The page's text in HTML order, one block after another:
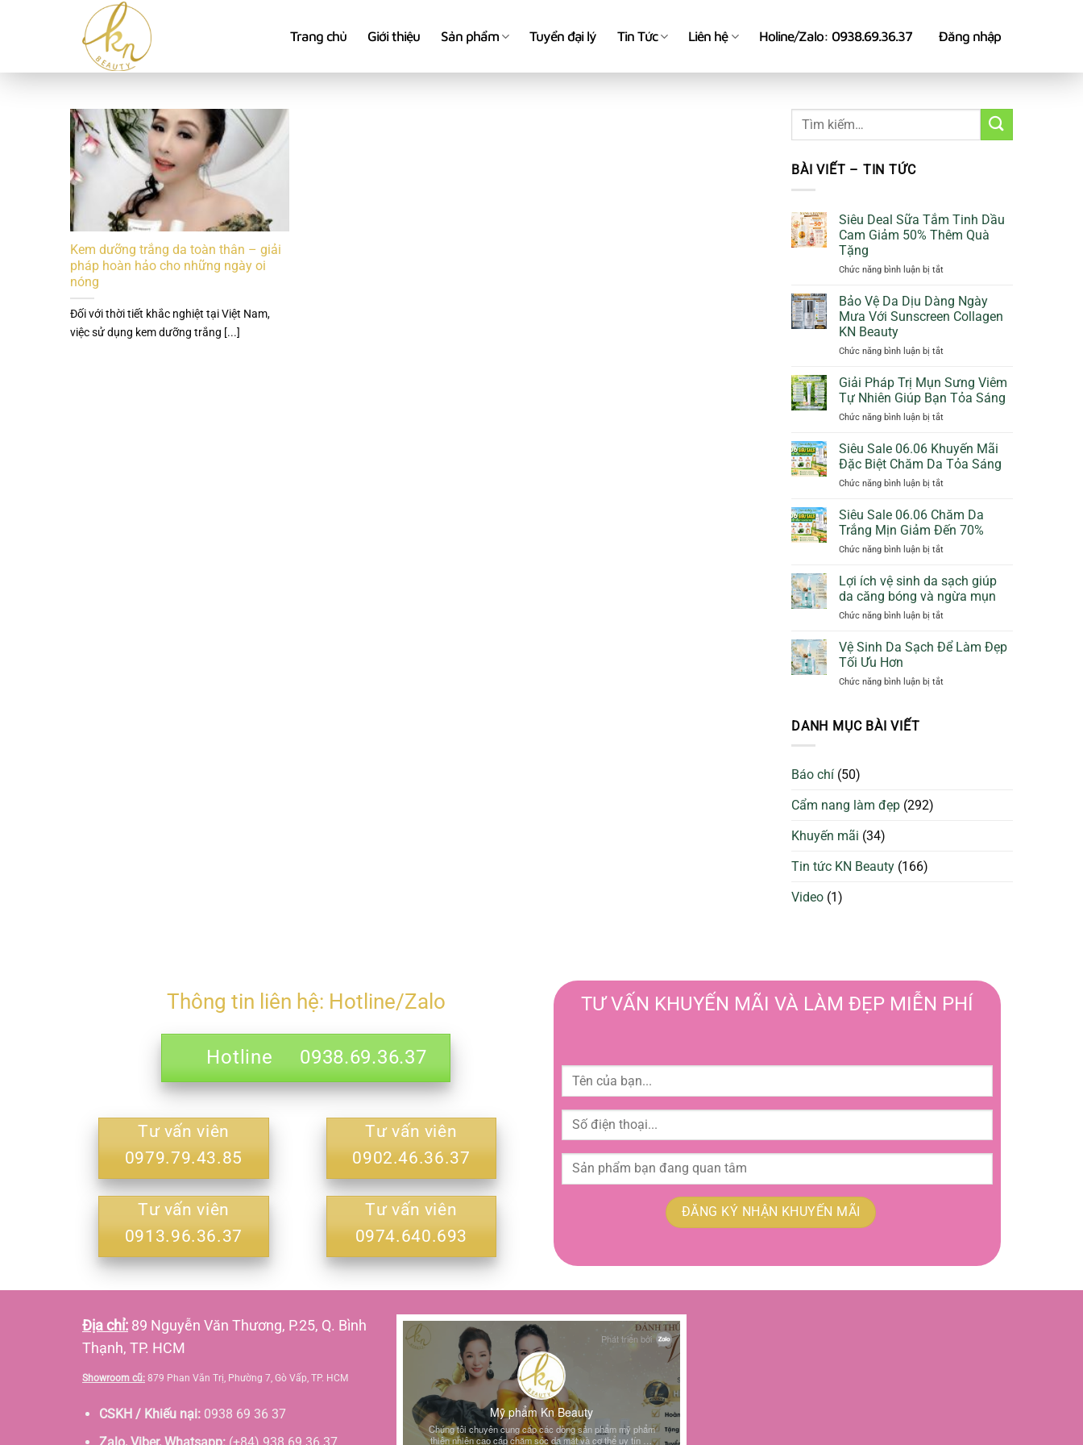
dung
Trang chủ Giới thiệu Sản phẩm Tuyển đại lý Tin Tức Liên hệ Holine/Zalo: 0938.69.36.37 Đăng nhập
Kem dưỡng trắng da toàn thân – giải
pháp hoàn hảo cho những ngày oi
nóng
Đối với thời tiết khắc nghiệt tại Việt Nam,
việc sử dụng kem dưỡng trắng [...]
BÀI VIẾT – TIN TỨC
Siêu Deal Sữa Tắm Tinh Dầu
Cam Giảm 50% Thêm Quà
Tặng
Chức năng bình luận bị tắtở
Deal
Sữa
Tắm
Dầu
Giảm
50%
Thêm
Quà
Bảo Vệ Da Dịu Dàng Ngày
Mưa Với Sunscreen Collagen
KN Beauty
Chức năng bình luận bị tắtở
Vệ
Da
Dịu
Dàng
Mưa
Với
Collagen
Beauty
Giải Pháp Trị Mụn Sưng Viêm
Tự Nhiên Giúp Bạn Tỏa Sáng
Chức năng bình luận bị tắtở
Pháp
Trị
Mụn
Sưng
Tự
Nhiên
Bạn
Sáng
Siêu Sale 06.06 Khuyến Mãi
Đặc Biệt Chăm Da Tỏa Sáng
Chức năng bình luận bị tắtở
Sale
06.06
Khuyến
Mãi
Biệt
Chăm
Da
Tỏa
Siêu Sale 06.06 Chăm Da
Trắng Mịn Giảm Đến 70%
Chức năng bình luận bị tắtở
06.06
Chăm
Da
Mịn
70%
Lợi ích vệ sinh da sạch giúp
da căng bóng và ngừa mụn
Chức năng bình luận bị tắtở
ích
da
Vệ Sinh Da Sạch Để Làm Đẹp
Tối Ưu Hơn
Chức năng bình luận bị tắtở
DANH MỤC BÀI VIẾT
Báo chí (50)
Cẩm nang làm đẹp (292)
Khuyến mãi (34)
Tin tức KN Beauty (166)
Video (1)
Thông tin liên hệ: Hotline/Zalo
Hotline 0938.69.36.37
Tư vấn viên
0979.79.43.85
Tư vấn viên
0913.96.36.37
Tư vấn viên
0902.46.36.37
Tư vấn viên
0974.640.693
TƯ VẤN KHUYẾN MÃI VÀ LÀM ĐẸP MIỄN PHÍ
Địa chỉ: 89 Nguyễn Văn Thương, P.25, Q. Bình
Thạnh, TP. HCM
Showroom cũ: 879 Phan Văn Trị, Phường 7, Gò Vấp, TP. HCM
CSKH / Khiếu nại:0938 69 36 37